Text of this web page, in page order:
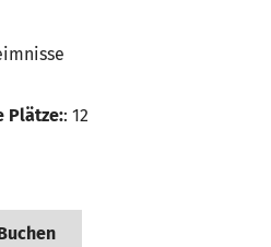
Plätze:: 12